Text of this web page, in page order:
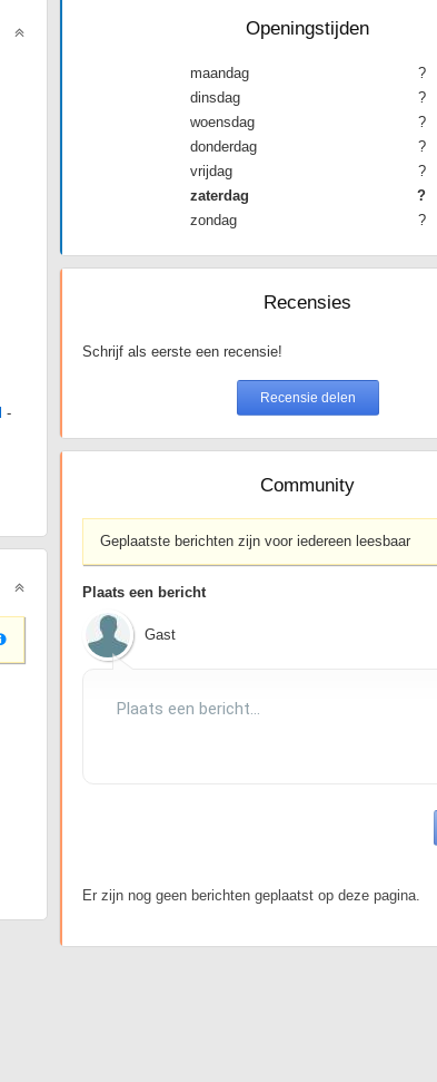
-
Openingstijden
maandag
?
dinsdag
?
woensdag
?
donderdag
?
vrijdag
?
zaterdag
?
zondag
?
Recensies
Schrijf als eerste een recensie!
Community
Geplaatste berichten zijn voor iedereen leesbaar
Plaats een bericht
Gast
Er zijn nog geen berichten geplaatst op deze pagina.